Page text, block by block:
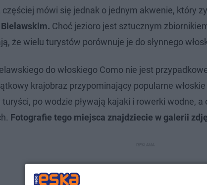
mówi się jednak o jednym akwenie, który
Choć jezioro jest sztucznym
że wielu turystów porównuje je do słynnego
do włoskiego Como nie jest
krajobraz przypominający popularne
po wodzie pływają kajaki i rowerki wodne,
Fotografie tego miejsca znajdziecie w galerii